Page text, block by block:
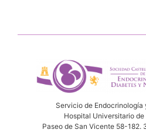
Servicio de Endocrinología
Hospital Universitario
Paseo de San Vicente 58-182.